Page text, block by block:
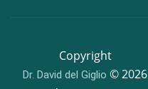
Copyright
Dr. David del Giglio © 2026